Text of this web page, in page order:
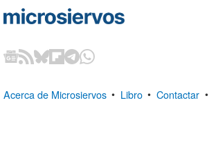
Acerca de Microsiervos • Libro • Contactar •